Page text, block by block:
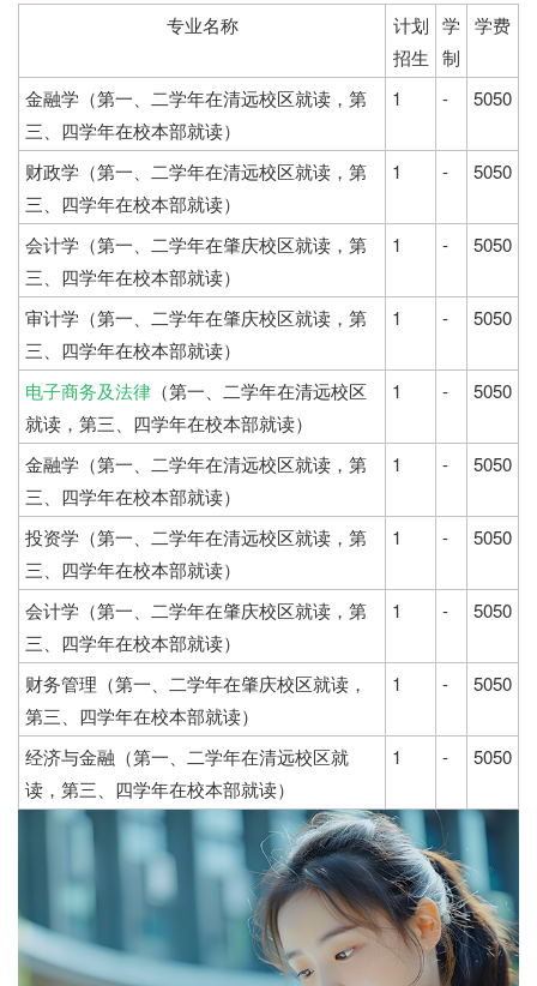
专业名称
计划
招生
学
制
学费
金融学（第一、二学年在清远校区就读，第
三、四学年在校本部就读）
1 - 5050
财政学（第一、二学年在清远校区就读，第
三、四学年在校本部就读）
1 - 5050
会计学（第一、二学年在肇庆校区就读，第
三、四学年在校本部就读）
1 - 5050
审计学（第一、二学年在肇庆校区就读，第
三、四学年在校本部就读）
1 - 5050
电子商务及法律 （第一、二学年在清远校区
就读，第三、四学年在校本部就读）
1 - 5050
金融学（第一、二学年在清远校区就读，第
三、四学年在校本部就读）
1 - 5050
投资学（第一、二学年在清远校区就读，第
三、四学年在校本部就读）
1 - 5050
会计学（第一、二学年在肇庆校区就读，第
三、四学年在校本部就读）
1 - 5050
财务管理（第一、二学年在肇庆校区就读，
第三、四学年在校本部就读）
1 - 5050
经济与金融（第一、二学年在清远校区就
读，第三、四学年在校本部就读）
1 - 5050